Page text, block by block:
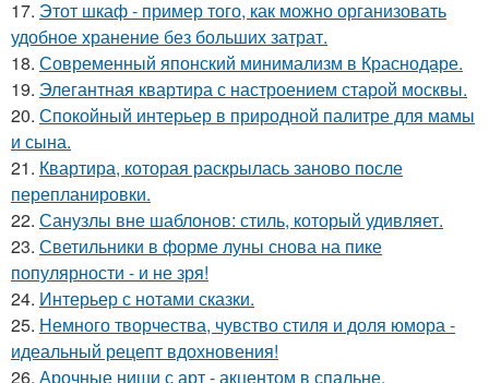
17. Этот шкаф - пример того, как можно организовать
удобное хранение без больших затрат.
18. Современный японский минимализм в Краснодаре.
19. Элегантная квартира с настроением старой москвы.
20. Спокойный интерьер в природной палитре для мамы
и сына.
21. Квартира, которая раскрылась заново после
перепланировки.
22. Санузлы вне шаблонов: стиль, который удивляет.
23. Светильники в форме луны снова на пике
популярности - и не зря!
24. Интерьер с нотами сказки.
25. Немного творчества, чувство стиля и доля юмора -
идеальный рецепт вдохновения!
26. Арочные ниши с арт - акцентом в спальне.